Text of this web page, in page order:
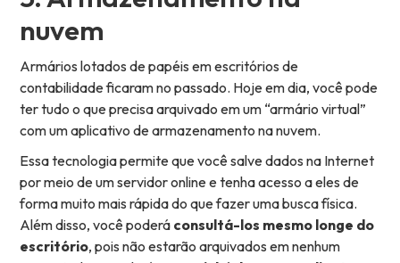
nuvem
Armários lotados de papéis em escritórios de
contabilidade ficaram no passado. Hoje em dia, você pode
ter tudo o que precisa arquivado em um “armário virtual”
com um aplicativo de armazenamento na nuvem.
Essa tecnologia permite que você salve dados na Internet
por meio de um servidor online e tenha acesso a eles de
forma muito mais rápida do que fazer uma busca física.
Além disso, você poderá consultá-los mesmo longe do
escritório, pois não estarão arquivados em nenhum